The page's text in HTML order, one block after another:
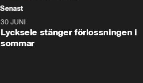
Senast
30 JUNI
Lycksele stänger förlossningen i
sommar